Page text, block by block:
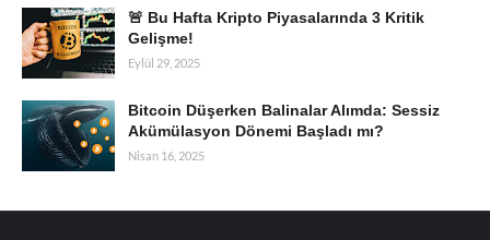
🚨 Bu Hafta Kripto Piyasalarında 3 Kritik
Gelişme!
Eylül 29, 2025
Bitcoin Düşerken Balinalar Alımda: Sessiz
Akümülasyon Dönemi Başladı mı?
Nisan 16, 2025